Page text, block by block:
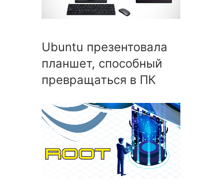
Ubuntu презентовала
планшет, способный
превращаться в ПК